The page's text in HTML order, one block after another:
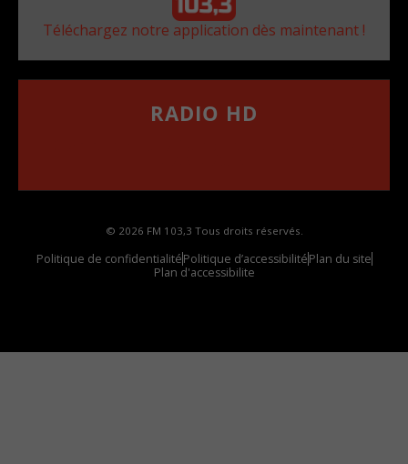
Téléchargez notre application dès maintenant !
RADIO HD
© 2026 FM 103,3 Tous droits réservés.
Politique de confidentialitéPolitique d’accessibilitéPlan du site
Plan d'accessibilite